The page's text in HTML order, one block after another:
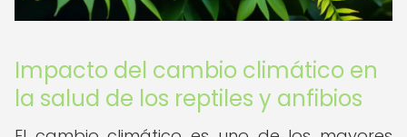
Impacto del cambio climático en
la salud de los reptiles y anfibios